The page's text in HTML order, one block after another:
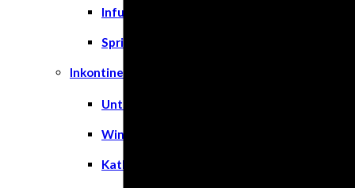
Infusionslösungen & Zubehör
Spritzen
Inkontinenz
Unterlagen
Windeln
Katheter